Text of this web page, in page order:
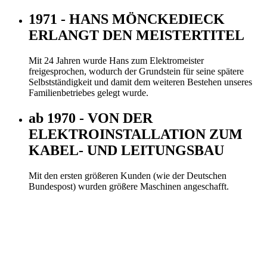
1971 - HANS MÖNCKEDIECK
ERLANGT DEN MEISTERTITEL
Mit 24 Jahren wurde Hans zum Elektromeister
freigesprochen, wodurch der Grundstein für seine spätere
Selbstständigkeit und damit dem weiteren Bestehen unseres
Familienbetriebes gelegt wurde.
ab 1970 - VON DER
ELEKTROINSTALLATION ZUM
KABEL- UND LEITUNGSBAU
Mit den ersten größeren Kunden (wie der Deutschen
Bundespost) wurden größere Maschinen angeschafft.